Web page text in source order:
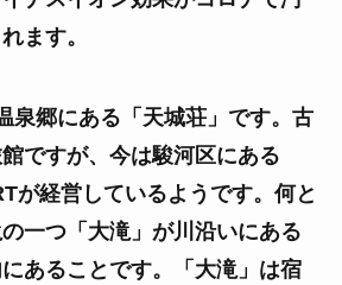
ます。
郷にある「天城荘」です。古
ですが、今は駿河区にある
が経営しているようです。何と
一つ「大滝」が川沿いにある
あることです。「大滝」は宿